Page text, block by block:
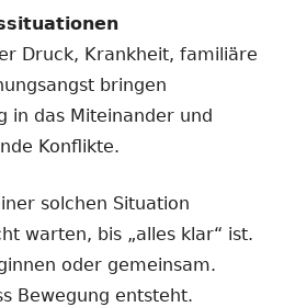
Druck, Krankheit, familiäre
bringen
in das Miteinander und
Konflikte.
solchen Situation
warten, bis „alles klar“ ist.
oder gemeinsam.
Bewegung entsteht.